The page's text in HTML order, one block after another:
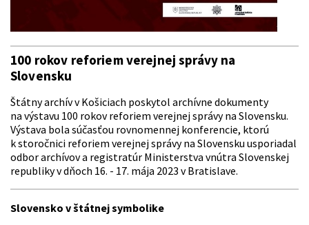
100 rokov reforiem verejnej správy na
Slovensku
Štátny archív v Košiciach poskytol archívne dokumenty
na výstavu 100 rokov reforiem verejnej správy na Slovensku.
Výstava bola súčasťou rovnomennej konferencie, ktorú
k storočnici reforiem verejnej správy na Slovensku usporiadal
odbor archívov a registratúr Ministerstva vnútra Slovenskej
republiky v dňoch 16. - 17. mája 2023 v Bratislave.
Slovensko v štátnej symbolike